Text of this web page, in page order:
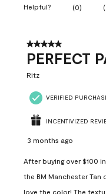
Helpful? (0) (
5 out of 5 stars.
PERFECT
Ritz
VERIFIED
INCENTIVIZED
3 months ago
After buying over $100
the BM Manchester Tan
love the color! The